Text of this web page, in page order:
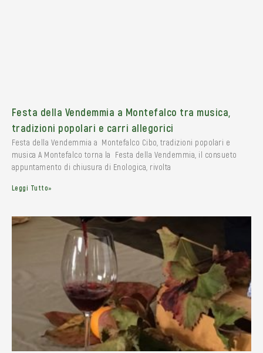
Festa della Vendemmia a Montefalco tra musica,
tradizioni popolari e carri allegorici
Festa della Vendemmia a Montefalco Cibo, tradizioni popolari e
musica A Montefalco torna la Festa della Vendemmia, il consueto
appuntamento di chiusura di Enologica, rivolta
Leggi Tutto»